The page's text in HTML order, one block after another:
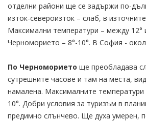
отделни райони ще се задържи по-
изток-североизток – слаб, в
Максимални температури – между 12°
Черноморието – 8°-10°. В София -
По Черноморието ще преобладава
сутрешните часове и там на места,
намалена. Максималните
10°. Добри условия за туризъм в
предимно слънчево. Ще духа умерен,